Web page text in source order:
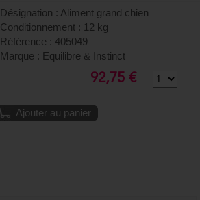
Désignation : Aliment grand chien
Conditionnement : 12 kg
Référence : 405049
Marque : Equilibre & Instinct
92,75 €
Ajouter au panier